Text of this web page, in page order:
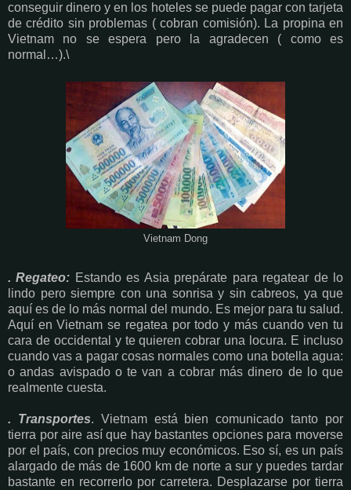
conseguir dinero y en los hoteles se puede pagar con tarjeta
de crédito sin problemas ( cobran comisión). La propina en
Vietnam no se espera pero la agradecen ( como es
normal…).\
Vietnam Dong
. Regateo: Estando es Asia prepárate para regatear de lo
lindo pero siempre con una sonrisa y sin cabreos, ya que
aquí es de lo más normal del mundo. Es mejor para tu salud.
Aquí en Vietnam se regatea por todo y más cuando ven tu
cara de occidental y te quieren cobrar una locura. E incluso
cuando vas a pagar cosas normales como una botella agua:
o andas avispado o te van a cobrar más dinero de lo que
realmente cuesta.
. Transportes. Vietnam está bien comunicado tanto por
tierra por aire así que hay bastantes opciones para moverse
por el país, con precios muy económicos. Eso sí, es un país
alargado de más de 1600 km de norte a sur y puedes tardar
bastante en recorrerlo por carretera. Desplazarse por tierra